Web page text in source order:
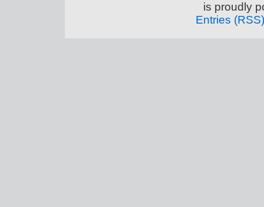
is proudly
Entries (RSS)